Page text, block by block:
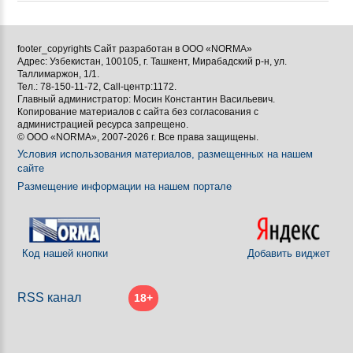
footer_copyrights Сайт разработан в ООО «NORMA»
Адрес: Узбекистан, 100105, г. Ташкент, Мирабадский р-н, ул.
Таллимаржон, 1/1.
Тел.: 78-150-11-72, Call-центр:1172.
Главный администратор: Мосин Константин Васильевич.
Копирование материалов с сайта без согласования с
администрацией ресурса запрещено.
© ООО «NORMA», 2007-2026 г. Все права защищены.
Условия использования материалов, размещенных на нашем
сайте
Размещение информации на нашем портале
Код нашей кнопки Добавить виджет
RSS канал 18+